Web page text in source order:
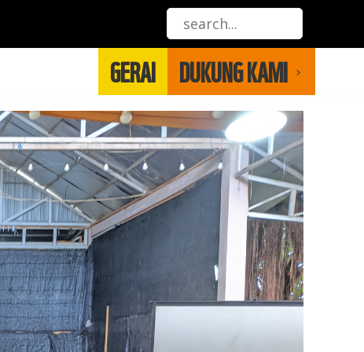
GERAI DUKUNG KAMI